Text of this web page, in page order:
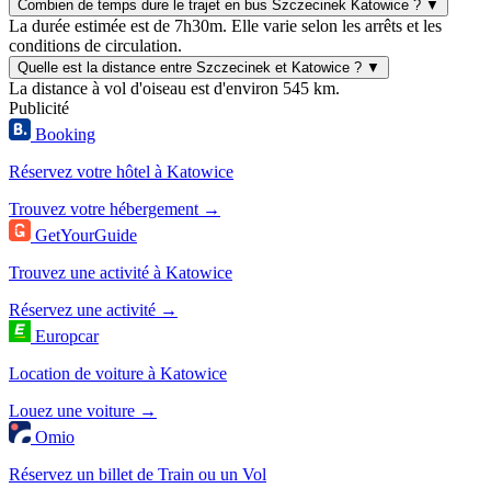
Combien de temps dure le trajet en bus Szczecinek Katowice ? ▼
La durée estimée est de 7h30m. Elle varie selon les arrêts et les
conditions de circulation.
Quelle est la distance entre Szczecinek et Katowice ? ▼
La distance à vol d'oiseau est d'environ 545 km.
Publicité
Booking
Réservez votre hôtel à Katowice
Trouvez votre hébergement →
GetYourGuide
Trouvez une activité à Katowice
Réservez une activité →
Europcar
Location de voiture à Katowice
Louez une voiture →
Omio
Réservez un billet de Train ou un Vol